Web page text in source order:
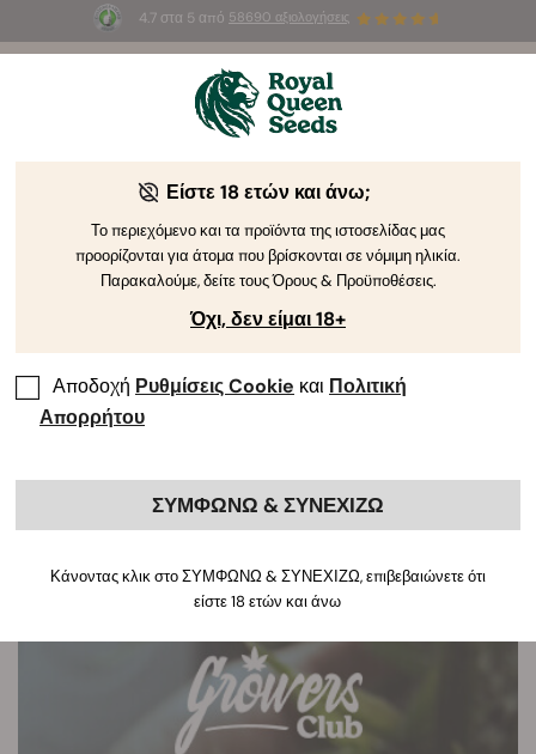
4.7 στα 5 από 58690 αξιολογήσεις
3 σπόρους White Widow AutoΔΩΡΕΑΝ για τους
Προσφορές & Εκπτώσεις της
Εκπτώσεις & Ειδικές Προσφορές
SUMMER SALES
Είστε 18 ετών και άνω;
Το περιεχόμενο και τα προϊόντα της ιστοσελίδας μας
προορίζονται για άτομα που βρίσκονται σε νόμιμη ηλικία.
Παρακαλούμε, δείτε τους Όρους & Προϋποθέσεις.
Όχι, δεν είμαι 18+
Αποδοχή Ρυθμίσεις Cookie και Πολιτική
Απορρήτου
ΣΥΜΦΩΝΩ & ΣΥΝΕΧΙΖΩ
Κάνοντας κλικ στο ΣΥΜΦΩΝΩ & ΣΥΝΕΧΙΖΩ, επιβεβαιώνετε ότι
είστε 18 ετών και άνω